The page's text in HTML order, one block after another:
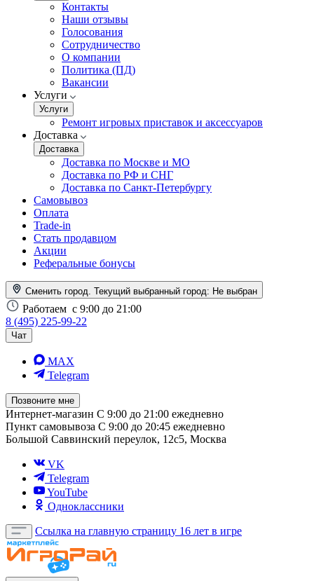
Контакты
Наши отзывы
Голосования
Сотрудничество
О компании
Политика (ПД)
Вакансии
Услуги
Услуги
Ремонт игровых приставок и аксессуаров
Доставка
Доставка
Доставка по Москве и МО
Доставка по РФ и СНГ
Доставка по Санкт-Петербургу
Самовывоз
Оплата
Trade-in
Стать продавцом
Акции
Реферальные бонусы
Сменить город. Текущий выбранный город: Не выбран
Работаем с 9:00 до 21:00
8 (495) 225-99-22
Чат
MAX
Telegram
Позвоните мне
Интернет-магазин С 9:00 до 21:00 ежедневно
Пункт самовывоза С 9:00 до 20:45 ежедневно
Большой Саввинский переулок, 12с5, Москва
VK
Telegram
YouTube
Одноклассники
Ссылка на главную страницу 16 лет в игре